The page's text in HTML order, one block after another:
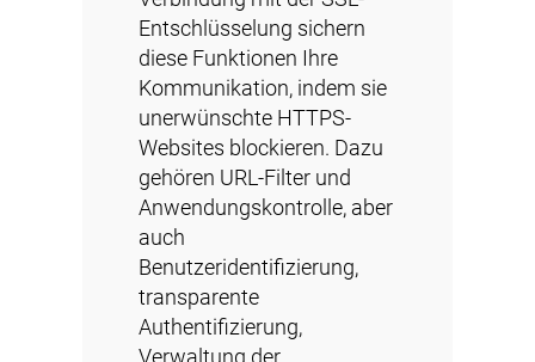
Entschlüsselung sichern
diese Funktionen Ihre
Kommunikation, indem sie
unerwünschte HTTPS-
Websites blockieren. Dazu
gehören URL-Filter und
Anwendungskontrolle, aber
auch
Benutzeridentifizierung,
transparente
Authentifizierung,